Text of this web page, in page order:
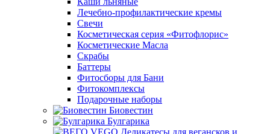
Лечебно-профилактические кремы
Свечи
Косметическая серия «Фитофлорис»
Косметические Масла
Скрабы
Баттеры
Фитосборы для Бани
Фитокомплексы
Подарочные наборы
Биовестин
Булгарика